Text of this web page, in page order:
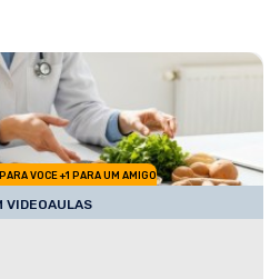
VOCE +1 PARA UM AMIGO
VIDEOAULAS